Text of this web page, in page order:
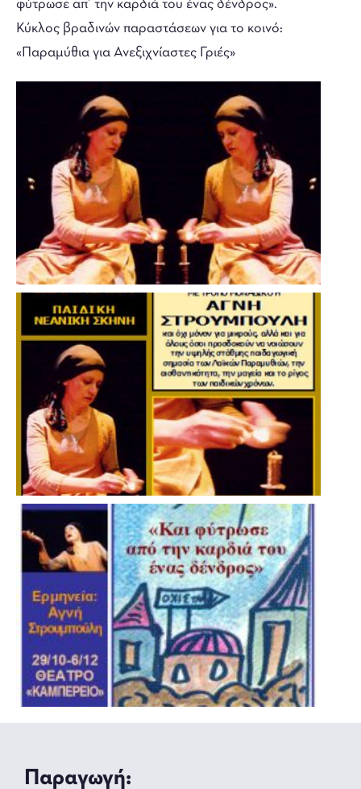
φύτρωσε απ’ την καρδιά του ένας δένδρος».
Κύκλος βραδινών παραστάσεων για το κοινό:
«Παραμύθια για Ανεξιχνίαστες Γριές»
Παραγωγή: